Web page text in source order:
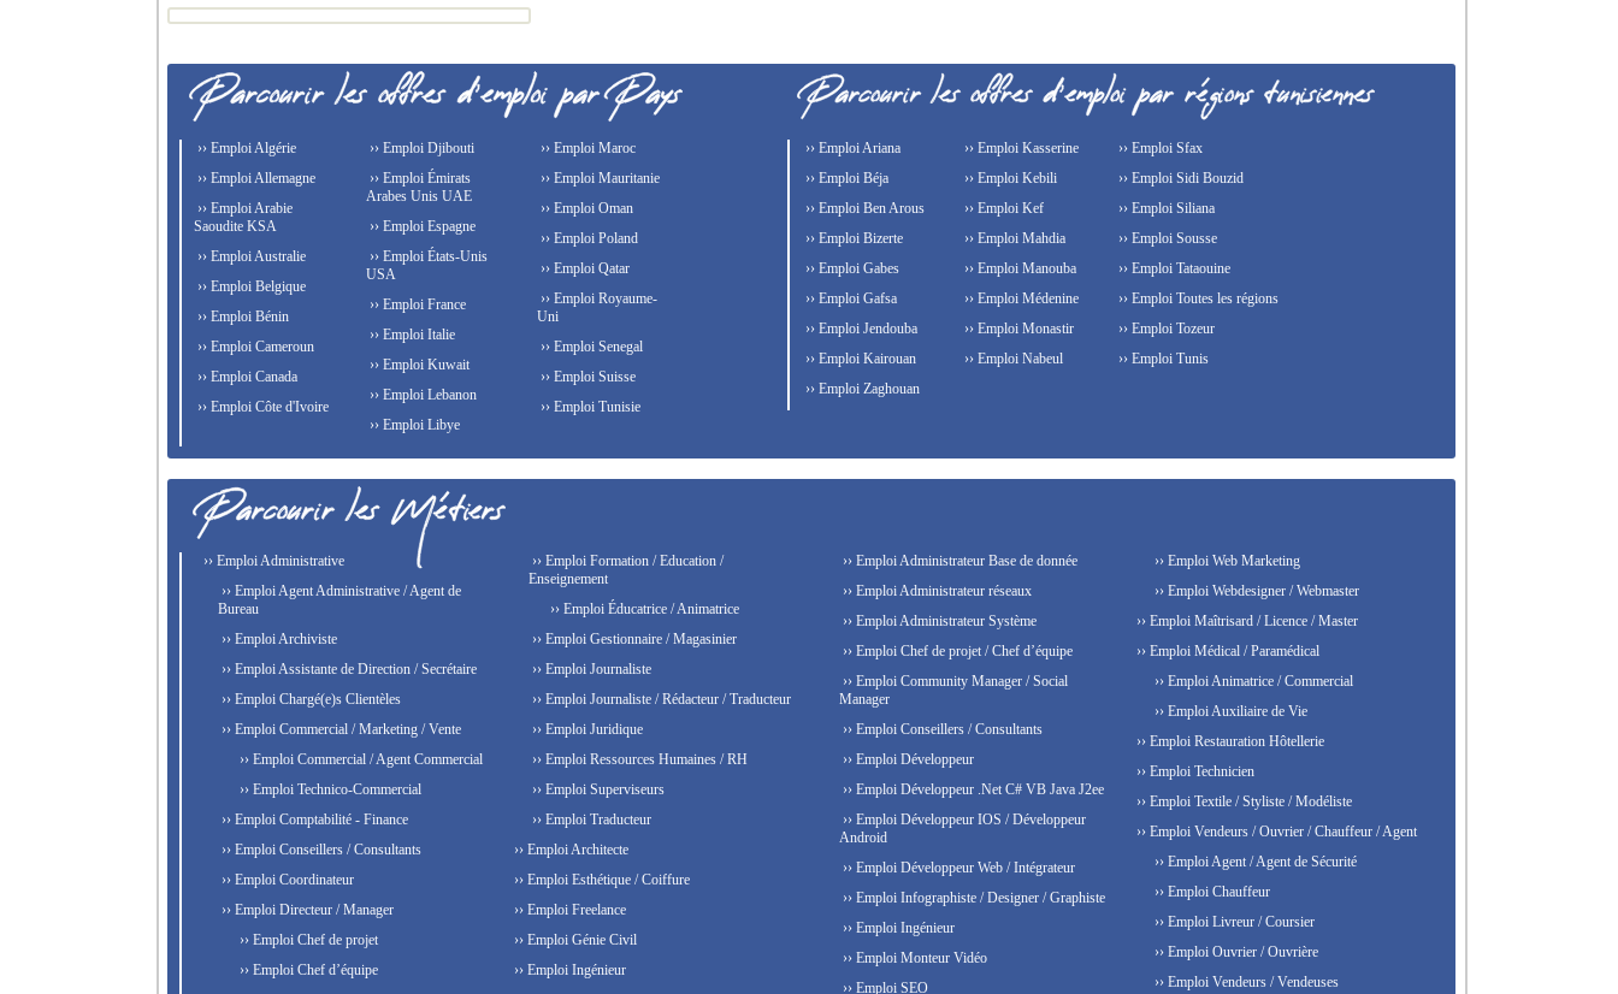
›› Emploi Algérie
›› Emploi Allemagne
›› Emploi Arabie
Saoudite KSA
›› Emploi Australie
›› Emploi Belgique
›› Emploi Bénin
›› Emploi Cameroun
›› Emploi Canada
›› Emploi Côte d'Ivoire
›› Emploi Djibouti
›› Emploi Émirats
Arabes Unis UAE
›› Emploi Espagne
›› Emploi États-Unis
USA
›› Emploi France
›› Emploi Italie
›› Emploi Kuwait
›› Emploi Lebanon
›› Emploi Libye
›› Emploi Maroc
›› Emploi Mauritanie
›› Emploi Oman
›› Emploi Poland
›› Emploi Qatar
›› Emploi Royaume-
Uni
›› Emploi Senegal
›› Emploi Suisse
›› Emploi Tunisie
›› Emploi Ariana
›› Emploi Béja
›› Emploi Ben Arous
›› Emploi Bizerte
›› Emploi Gabes
›› Emploi Gafsa
›› Emploi Jendouba
›› Emploi Kairouan
›› Emploi Kasserine
›› Emploi Kebili
›› Emploi Kef
›› Emploi Mahdia
›› Emploi Manouba
›› Emploi Médenine
›› Emploi Monastir
›› Emploi Nabeul
›› Emploi Sfax
›› Emploi Sidi Bouzid
›› Emploi Siliana
›› Emploi Sousse
›› Emploi Tataouine
›› Emploi Toutes les régions
›› Emploi Tozeur
›› Emploi Tunis
›› Emploi Zaghouan
›› Emploi Administrative
›› Emploi Agent Administrative / Agent de
Bureau
›› Emploi Archiviste
›› Emploi Assistante de Direction / Secrétaire
›› Emploi Chargé(e)s Clientèles
›› Emploi Commercial / Marketing / Vente
›› Emploi Commercial / Agent Commercial
›› Emploi Technico-Commercial
›› Emploi Comptabilité - Finance
›› Emploi Conseillers / Consultants
›› Emploi Coordinateur
›› Emploi Directeur / Manager
›› Emploi Chef de projet
›› Emploi Chef d’équipe
›› Emploi Formation / Education /
Enseignement
›› Emploi Éducatrice / Animatrice
›› Emploi Gestionnaire / Magasinier
›› Emploi Journaliste
›› Emploi Journaliste / Rédacteur / Traducteur
›› Emploi Juridique
›› Emploi Ressources Humaines / RH
›› Emploi Superviseurs
›› Emploi Traducteur
›› Emploi Architecte
›› Emploi Esthétique / Coiffure
›› Emploi Freelance
›› Emploi Génie Civil
›› Emploi Ingénieur
›› Emploi Administrateur Base de donnée
›› Emploi Administrateur réseaux
›› Emploi Administrateur Système
›› Emploi Chef de projet / Chef d’équipe
›› Emploi Community Manager / Social
Manager
›› Emploi Conseillers / Consultants
›› Emploi Développeur
›› Emploi Développeur .Net C# VB Java J2ee
›› Emploi Développeur IOS / Développeur
Android
›› Emploi Développeur Web / Intégrateur
›› Emploi Infographiste / Designer / Graphiste
›› Emploi Ingénieur
›› Emploi Monteur Vidéo
›› Emploi SEO
›› Emploi Web Marketing
›› Emploi Webdesigner / Webmaster
›› Emploi Maîtrisard / Licence / Master
›› Emploi Médical / Paramédical
›› Emploi Animatrice / Commercial
›› Emploi Auxiliaire de Vie
›› Emploi Restauration Hôtellerie
›› Emploi Technicien
›› Emploi Textile / Styliste / Modéliste
›› Emploi Vendeurs / Ouvrier / Chauffeur / Agent
›› Emploi Agent / Agent de Sécurité
›› Emploi Chauffeur
›› Emploi Livreur / Coursier
›› Emploi Ouvrier / Ouvrière
›› Emploi Vendeurs / Vendeuses